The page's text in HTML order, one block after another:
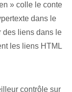
» colle le conte
dans le
des liens dans le
les liens HTML
contrôle sur